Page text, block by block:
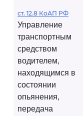
ст. 12.8 КоАП РФ
Управление
транспортным
средством
водителем,
находящимся в
состоянии
опьянения,
передача